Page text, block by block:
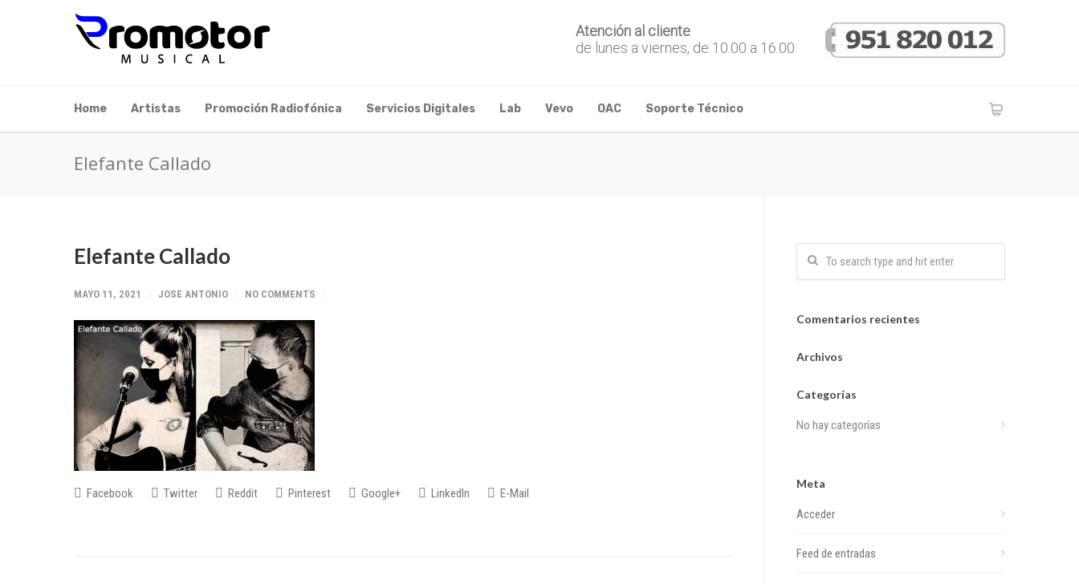
Atención al cliente
de lunes a viernes, de 10.00 a 16.00
Home Artistas Promoción Radiofónica Servicios Digitales Lab Vevo OAC Soporte Técnico
Elefante Callado
Elefante Callado
MAYO 11, 2021 JOSE ANTONIO NO COMMENTS
Facebook Twitter Reddit Pinterest Google+ LinkedIn E-Mail
Comentarios recientes
Archivos
Categorías
No hay categorías
Meta
Acceder
Feed de entradas